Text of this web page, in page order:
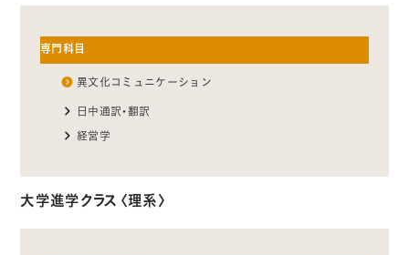
専門科目
異文化コミュニケーション
日中通訳・翻訳
経営学
大学進学クラス〈理系〉